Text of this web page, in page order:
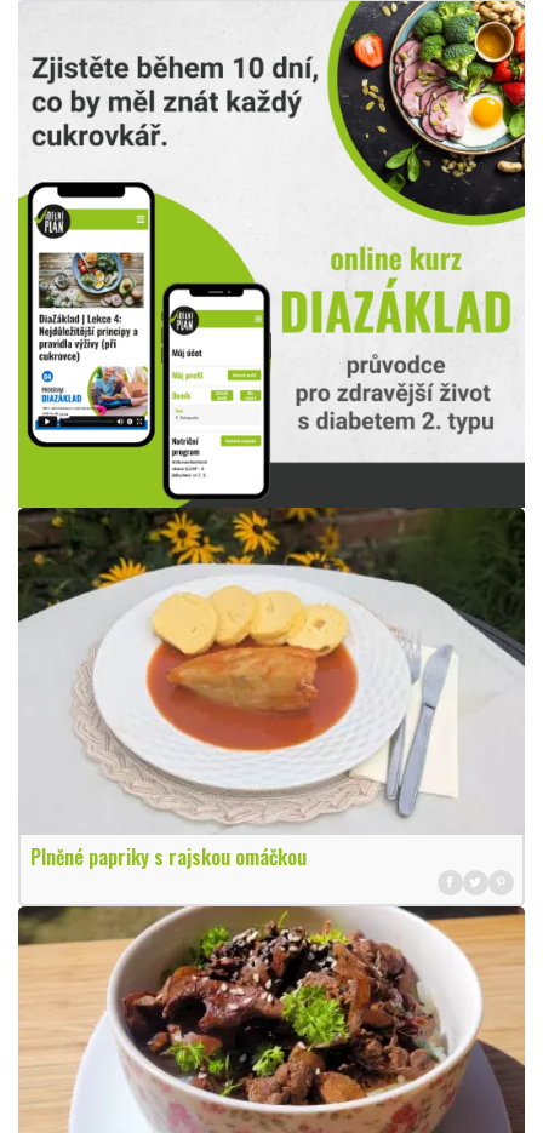
Plněné papriky s rajskou omáčkou